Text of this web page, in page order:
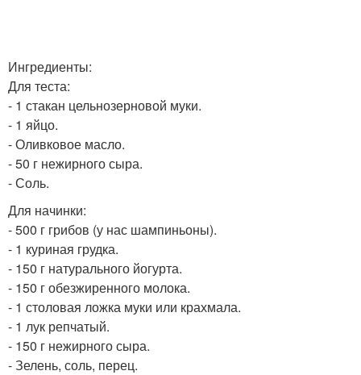
Ингредиенты:
Для теста:
- 1 стакан цельнозерновой муки.
- 1 яйцо.
- Оливковое масло.
- 50 г нежирного сыра.
- Соль.
Для начинки:
- 500 г грибов (у нас шампиньоны).
- 1 куриная грудка.
- 150 г натурального йогурта.
- 150 г обезжиренного молока.
- 1 столовая ложка муки или крахмала.
- 1 лук репчатый.
- 150 г нежирного сыра.
- Зелень, соль, перец.